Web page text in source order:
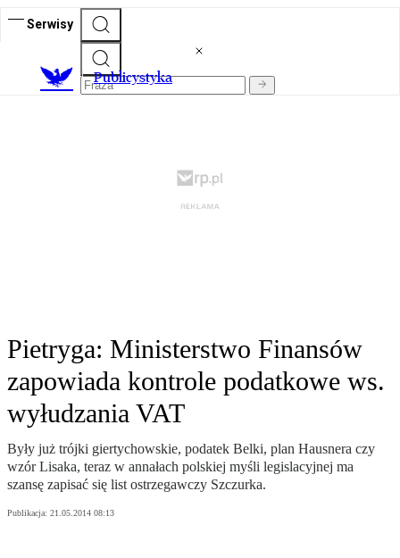
Serwisy
Publicystyka
Pietryga: Ministerstwo Finansów
zapowiada kontrole podatkowe ws.
wyłudzania VAT
Były już trójki giertychowskie, podatek Belki, plan Hausnera czy
wzór Lisaka, teraz w annałach polskiej myśli legislacyjnej ma
szansę zapisać się list ostrzegawczy Szczurka.
Publikacja: 21.05.2014 08:13